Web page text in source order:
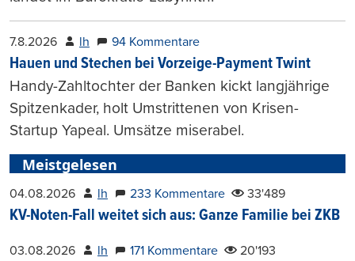
7.8.2026 lh 94 Kommentare
Hauen und Stechen bei Vorzeige-Payment Twint
Handy-Zahltochter der Banken kickt langjährige
Spitzenkader, holt Umstrittenen von Krisen-
Startup Yapeal. Umsätze miserabel.
Meistgelesen
04.08.2026 lh 233 Kommentare 33'489
KV-Noten-Fall weitet sich aus: Ganze Familie bei ZKB
03.08.2026 lh 171 Kommentare 20'193